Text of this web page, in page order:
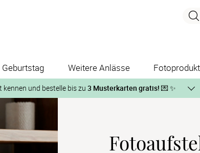
Geburtstag Weitere Anlässe
kennen und bestelle bis zu 3 Musterkarten gratis! 💌 ✨
jeweiligen Produktseite und lasse Dir die Karten kostenlos per